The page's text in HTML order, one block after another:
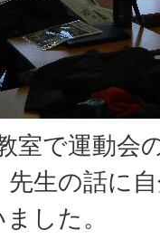
室で運動会
生の話に
した。